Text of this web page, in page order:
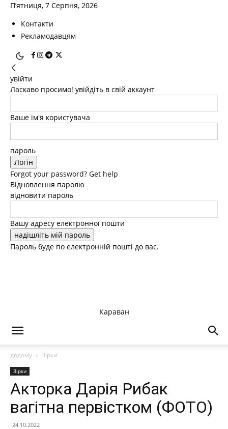
П’ятниця, 7 Серпня, 2026
Контакти
Рекламодавцям
увійти
Ласкаво просимо! увійдіть в свій аккаунт
Ваше ім'я користувача
пароль
Forgot your password? Get help
Відновлення паролю
відновити пароль
Вашу адресу електронної пошти
Пароль буде по електронній пошті до вас.
Караван
додому Зірки
Зірки
Акторка Дарія Рибак
вагітна первістком (ФОТО)
24.10.2022